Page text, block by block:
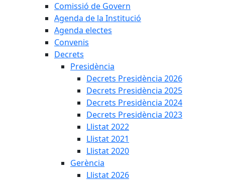
Comissió de Govern
Agenda de la Institució
Agenda electes
Convenis
Decrets
Presidència
Decrets Presidència 2026
Decrets Presidència 2025
Decrets Presidència 2024
Decrets Presidència 2023
Llistat 2022
Llistat 2021
Llistat 2020
Gerència
Llistat 2026